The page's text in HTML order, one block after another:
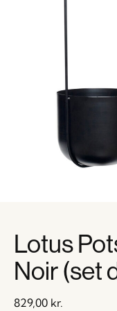
Lotus
Noir (set
829,00 kr.